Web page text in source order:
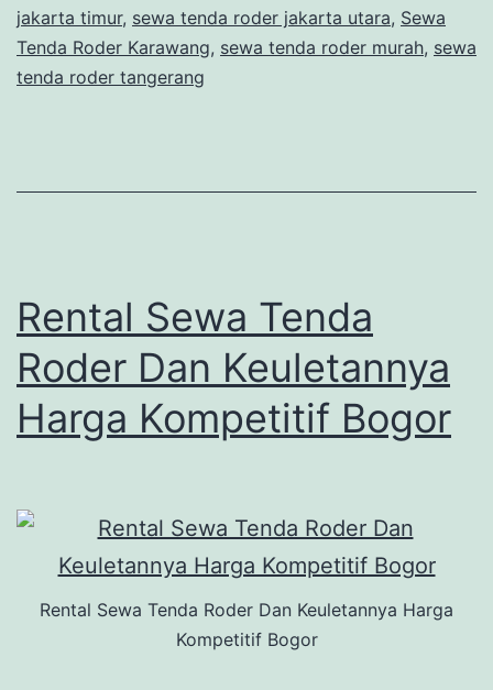
jakarta timur, sewa tenda roder jakarta utara, Sewa
Tenda Roder Karawang, sewa tenda roder murah, sewa
tenda roder tangerang
Rental Sewa Tenda
Roder Dan Keuletannya
Harga Kompetitif Bogor
Rental Sewa Tenda Roder Dan Keuletannya Harga
Kompetitif Bogor